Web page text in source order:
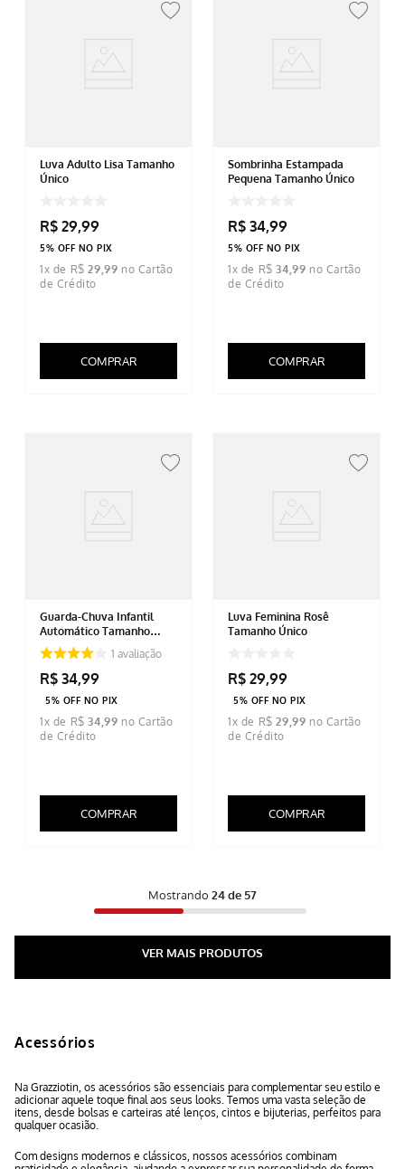
Luva Adulto Lisa Tamanho
Único
R$ 29,99
5% OFF NO PIX
1x de R$ 29,99
COMPRAR
Sombrinha Estampada
Pequena Tamanho Único
R$ 34,99
5% OFF NO PIX
1x de R$ 34,99
COMPRAR
Guarda-Chuva Infantil
Automático Tamanho
Único
1 avaliação
R$ 34,99
5% OFF NO PIX
1x de R$ 34,99
COMPRAR
Luva Feminina Rosê
Tamanho Único
R$ 29,99
5% OFF NO PIX
1x de R$ 29,99
COMPRAR
Mostrando 24 de 57
Acessórios
Na Grazziotin, os acessórios são essenciais para complementar seu estilo e
adicionar aquele toque final aos seus looks. Temos uma vasta seleção de
itens, desde bolsas e carteiras até lenços, cintos e bijuterias, perfeitos para
qualquer ocasião.
Com designs modernos e clássicos, nossos acessórios combinam